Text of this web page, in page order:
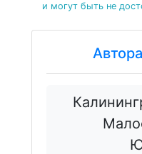
и могут быть не